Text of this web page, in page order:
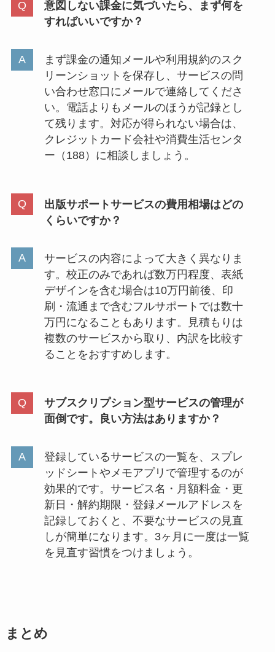
意図しない課金に気づいたら、まず何を
すればいいですか？
まず課金の通知メールや利用規約のスク
リーンショットを保存し、サービスの問
い合わせ窓口にメールで連絡してくださ
い。電話よりもメールのほうが記録とし
て残ります。対応が得られない場合は、
クレジットカード会社や消費生活センタ
ー（188）に相談しましょう。
出版サポートサービスの費用相場はどの
くらいですか？
サービスの内容によって大きく異なりま
す。校正のみであれば数万円程度、表紙
デザインを含む場合は10万円前後、印
刷・流通まで含むフルサポートでは数十
万円になることもあります。見積もりは
複数のサービスから取り、内訳を比較す
ることをおすすめします。
サブスクリプション型サービスの管理が
面倒です。良い方法はありますか？
登録しているサービスの一覧を、スプレ
ッドシートやメモアプリで管理するのが
効果的です。サービス名・月額料金・更
新日・解約期限・登録メールアドレスを
記録しておくと、不要なサービスの見直
しが簡単になります。3ヶ月に一度は一覧
を見直す習慣をつけましょう。
まとめ